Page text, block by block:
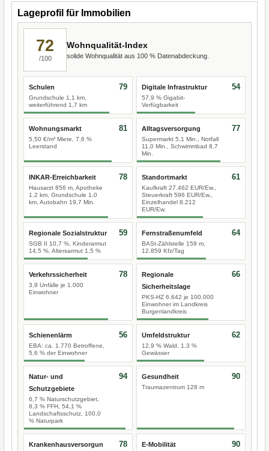
Lageprofil für Immobilien
72
/100
Wohnqualität-Index
solide Wohnqualität aus 100 % Datenabdeckung.
Schulen
Grundschule 1,1 km,
weiterführend 1,7 km
79 Digitale Infrastruktur
57,9 % Gigabit-
Verfügbarkeit
54
Wohnungsmarkt
5,50 €/m² Miete, 7,6 %
Leerstand
81 Alltagsversorgung
Supermarkt 5,1 Min., Notfall
11,0 Min., Schwimmbad 8,7
Min.
77
INKAR-Erreichbarkeit
Hausarzt 856 m, Apotheke
1,2 km, Grundschule 1,0
km, Autobahn 19,7 Min.
78 Standortmarkt
Kaufkraft 27.462 EUR/Ew.,
Steuerkraft 596 EUR/Ew.,
Einzelhandel 8.212
EUR/Ew.
61
Regionale Sozialstruktur
SGB II 10,7 %, Kinderarmut
14,5 %, Altersarmut 1,5 %
59 Fernstraßenumfeld
BASt-Zählstelle 159 m,
12.859 Kfz/Tag
64
Verkehrssicherheit
3,9 Unfälle je 1.000
Einwohner
78
Regionale
Sicherheitslage
PKS-HZ 6.642 je 100.000
Einwohner im Landkreis
Burgenlandkreis
66
Schienenlärm
EBA: ca. 1.770 Betroffene,
5,6 % der Einwohner
56 Umfeldstruktur
12,9 % Wald, 1,3 %
Gewässer
62
Natur- und
Schutzgebiete
6,7 % Naturschutzgebiet,
8,3 % FFH, 54,1 %
Landschaftsschutz, 100,0
% Naturpark
94 Gesundheit
Traumazentrum 128 m
90
Krankenhausversorgun
78 E-Mobilität 90